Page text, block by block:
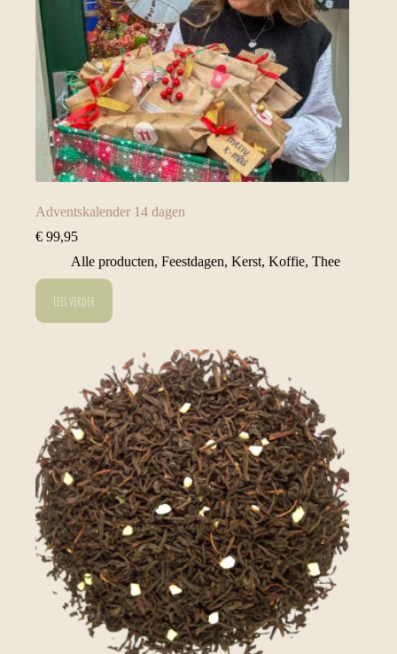
Adventskalender 14 dagen
€ 99,95
Alle producten, Feestdagen, Kerst, Koffie, Thee
Lees verder